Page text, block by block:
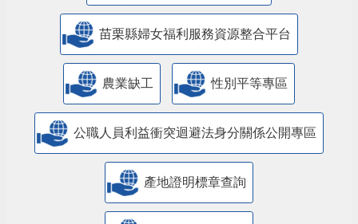
苗栗縣婦女福利服務資源整合平台
農業缺工 性別平等專區
公職人員利益衝突迴避法身分關係公開專區
產地證明標章查詢